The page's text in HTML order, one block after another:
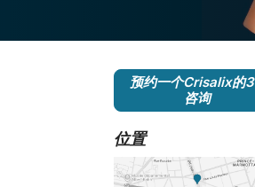
预约一个Crisalix的
咨询
位置